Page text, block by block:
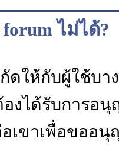
ไม่ได้?
ดให้กับผู้ใช้บ
ได้รับการอนุ
เขาเพื่อขออนุ